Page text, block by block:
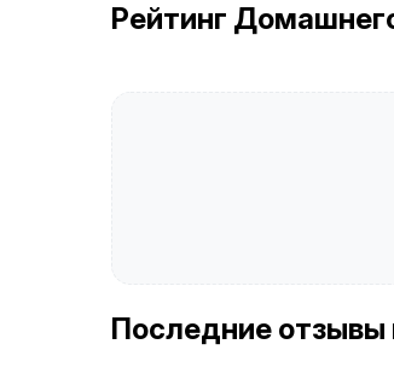
Рейтинг
Последние отзывы